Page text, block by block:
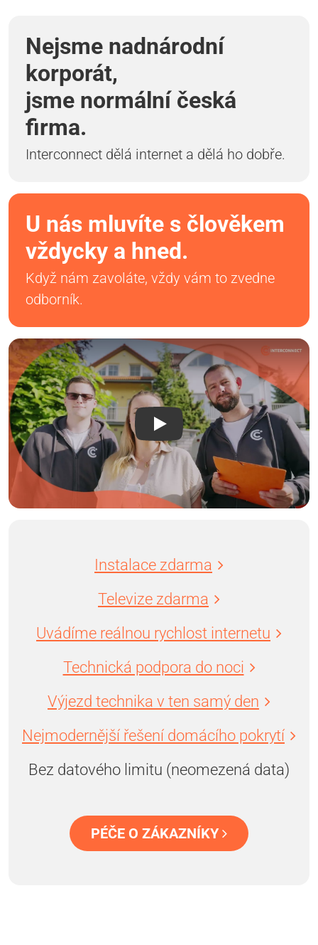
Nejsme nadnárodní
korporát,
jsme normální česká
firma.
Interconnect dělá internet a dělá ho dobře.
U nás mluvíte s člověkem
vždycky a hned.
Když nám zavoláte, vždy vám to zvedne
odborník.
Instalace zdarma
Televize zdarma
Uvádíme reálnou rychlost internetu
Technická podpora do noci
Výjezd technika v ten samý den
Nejmodernější řešení domácího pokrytí
Bez datového limitu (neomezená data)
PÉČE O ZÁKAZNÍKY